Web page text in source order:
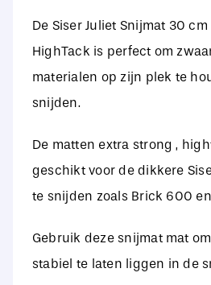
De Siser Juliet Snijmat 30
HighTack is perfect om
materialen op zijn plek te
snijden.
De matten extra strong ,
geschikt voor de dikkere
te snijden zoals Brick 600
Gebruik deze snijmat mat
stabiel te laten liggen in de